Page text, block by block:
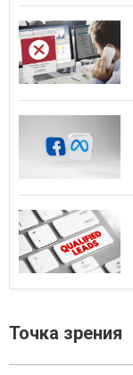
Точка зрения